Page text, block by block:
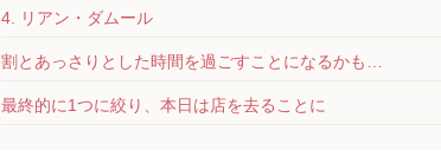
4. リアン・ダムール
割とあっさりとした時間を過ごすことになるかも…
最終的に1つに絞り、本日は店を去ることに